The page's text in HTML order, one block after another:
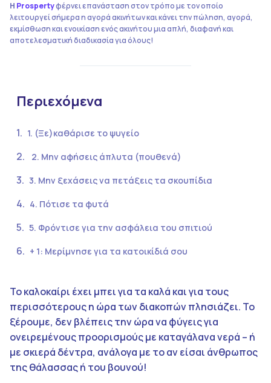
Η Prospertyφέρνει επανάσταση στον τρόπο με τον οποίο
λειτουργεί σήμερα η αγορά ακινήτων και κάνει την πώληση, αγορά,
εκμίσθωση και ενοικίαση ενός ακινήτου μια απλή, διαφανή και
αποτελεσματική διαδικασία για όλους!
Περιεχόμενα
1. (Ξε)καθάρισε το ψυγείο
2. Mην αφήσεις άπλυτα (πουθενά)
3. Μην ξεχάσεις να πετάξεις τα σκουπίδια
4. Πότισε τα φυτά
5. Φρόντισε για την ασφάλεια του σπιτιού
+ 1: Μερίμνησε για τα κατοικίδιά σου
To καλοκαίρι έχει μπει για τα καλά και για τους
περισσότερους η ώρα των διακοπών πλησιάζει. Το
ξέρουμε, δεν βλέπεις την ώρα να φύγεις για
ονειρεμένους προορισμούς με καταγάλανα νερά – ή
με σκιερά δέντρα, ανάλογα με το αν είσαι άνθρωπος
της θάλασσας ή του βουνού!